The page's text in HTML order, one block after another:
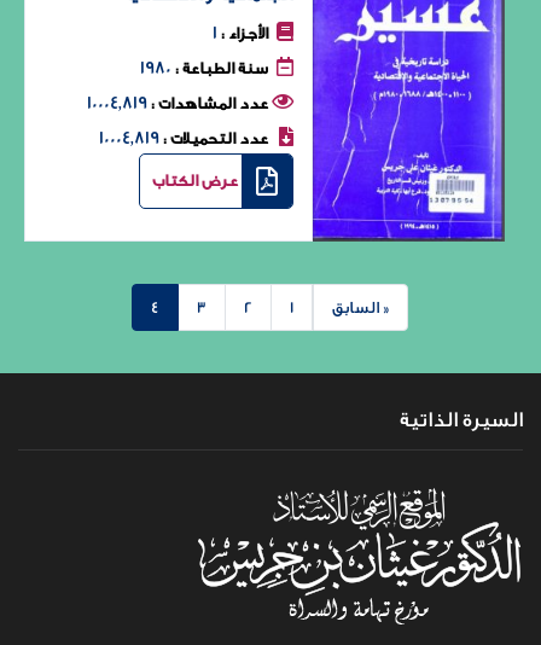
الأجزاء : 1
سنة الطباعة : 1980
عدد المشاهدات :10004٬819
عدد التحميلات :10004٬819
عرض الكتاب
« السابق 1
2
3
4
السيرة الذاتية